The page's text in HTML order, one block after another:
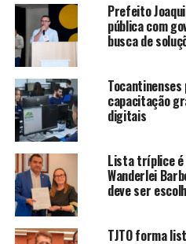
Prefeito
pública com
busca de
capacitação
digitais
Lista tríplice é
Wanderlei
deve ser
TJTO forma